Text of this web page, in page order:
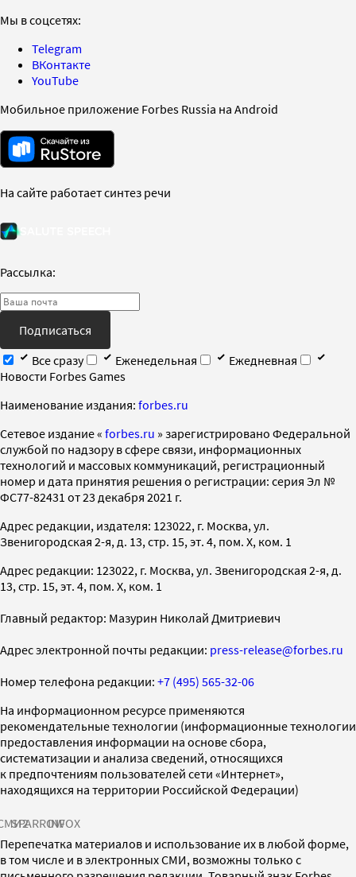
Мы в соцсетях:
Telegram
ВКонтакте
YouTube
Мобильное приложение Forbes Russia на Android
На сайте работает синтез речи
Рассылка:
Подписаться
Все сразу
Еженедельная
Ежедневная
Новости Forbes Games
Наименование издания: forbes.ru
Cетевое издание « forbes.ru » зарегистрировано Федеральной
службой по надзору в сфере связи, информационных
технологий и массовых коммуникаций, регистрационный
номер и дата принятия решения о регистрации: серия Эл №
ФС77-82431 от 23 декабря 2021 г.
Адрес редакции, издателя: 123022, г. Москва, ул.
Звенигородская 2-я, д. 13, стр. 15, эт. 4, пом. X, ком. 1
Адрес редакции: 123022, г. Москва, ул. Звенигородская 2-я, д.
13, стр. 15, эт. 4, пом. X, ком. 1
Главный редактор: Мазурин Николай Дмитриевич
Адрес электронной почты редакции: press-release@forbes.ru
Номер телефона редакции: +7 (495) 565-32-06
На информационном ресурсе применяются
рекомендательные технологии (информационные технологии
предоставления информации на основе сбора,
систематизации и анализа сведений, относящихся
к предпочтениям пользователей сети «Интернет»,
находящихся на территории Российской Федерации)
SPARROWINFOX
Перепечатка материалов и использование их в любой форме,
в том числе и в электронных СМИ, возможны только с